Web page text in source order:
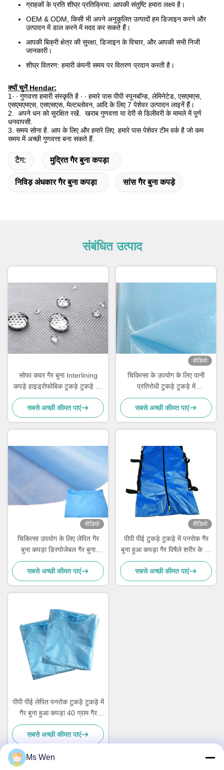
ग्राहकों के प्रति शीघ्र प्रतिक्रिया: आपकी संतुष्टि हमारा लक्ष्य है।
OEM & ODM, किसी भी अपने अनुकूलित उत्पादों हम डिजाइन करने और
उत्पादन में डाल करने में मदद कर सकते हैं।
आपकी बिक्री क्षेत्र की सुरक्षा, डिजाइन के विचार, और आपकी सभी निजी
जानकारी।
शीघ्र वितरण: हमारी कंपनी समय पर वितरण प्रदान करती है।
क्यों चुनें Hendar:
1∙ ∙ गुणवत्ता हमारी संस्कृति है ∙ ∙ हमारे पास पीपी स्पूनबॉन्ड, लेमिनेटेड, एसएमएस,
एसएमएमएस, एसएसएस, मेल्टब्लोवन, आदि के लिए 7 पेशेवर उत्पादन लाइनें हैं।
2. ️ अपने धन को सुरक्षित रखें. ️ खराब गुणवत्ता या देरी से डिलीवरी के मामले में पूर्ण
धनवापसी.
3. समय सोना है. आप के लिए और हमारे लिए. हमारे पास पेशेवर टीम वर्क है जो कम
समय में अच्छी गुणवत्ता बना सकते हैं.
टैग: मुद्रित गैर बुना कपड़ा
निविड़ अंधकार गैर बुना कपड़ा सांस गैर बुना कपड़े
संबंधित उत्पाद
सोफा कवर गैर बुना Interlining
कपड़े हाइड्रोफोबिक टुकड़े टुकड़े में /
कोटिंग गैर बुना कपड़ा
सबसे अच्छी कीमत पाएं
वीडियो
चिकित्सा के उपयोग के लिए पानी
प्रतिरोधी टुकड़े टुकड़े में
Nonwoven कपड़े कच्चे माल मजबूत
शक्ति
सबसे अच्छी कीमत पाएं
वीडियो
चिकित्सा उपयोग के लिए लेपित गैर
बुना कपड़ा डिस्पोजेबल गैर बुना
कपड़ा:
सबसे अच्छी कीमत पाएं
वीडियो
पीपी पीई टुकड़े टुकड़े में पनरोक गैर
बुना हुआ कपड़ा गैर विषैले शरीर के बैग
के लिए
सबसे अच्छी कीमत पाएं
पीपी पीई लेपित पनरोक टुकड़े टुकड़े में
गैर बुना हुआ कपड़ा 40 ग्राम गैर
विषैले अलगाव गाउन के लिए:
सबसे अच्छी कीमत पाएं
Ms Wen